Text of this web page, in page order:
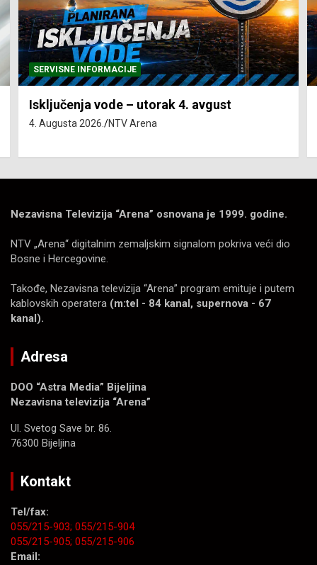
SERVISNE INFORMACIJE
Isključenja vode – utorak 4. avgust
4. Augusta 2026. NTV Arena
Nezavisna Televizija “Arena” osnovana je 1999. godine.
NTV „Arena“ digitalnim zemaljskim signalom pokriva veći dio
Bosne i Hercegovine.
Takođe, Nezavisna televizija “Arena” program emituje i putem
kablovskih operatera (m:tel - 84 kanal, supernova - 67
kanal).
Adresa
DOO “Astra Media” Bijeljina
Nezavisna televizija “Arena”
Ul. Svetog Save br. 86.
76300 Bijeljina
Kontakt
Tel/fax:
055/215-903; 055/215-904
055/215-905; 055/215-906
Email: